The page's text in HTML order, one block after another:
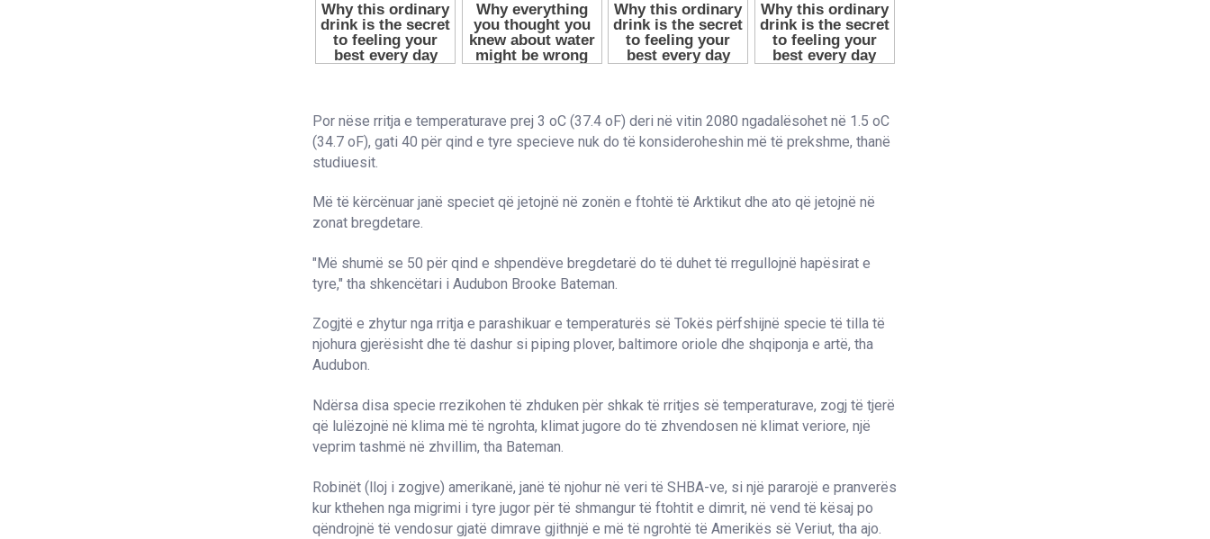
Por nëse rritja e temperaturave prej 3 oC (37.4 oF) deri në vitin 2080 ngadalësohet në 1.5 oC
(34.7 oF), gati 40 për qind e tyre specieve nuk do të konsideroheshin më të prekshme, thanë
studiuesit.
Më të kërcënuar janë speciet që jetojnë në zonën e ftohtë të Arktikut dhe ato që jetojnë në
zonat bregdetare.
"Më shumë se 50 për qind e shpendëve bregdetarë do të duhet të rregullojnë hapësirat e
tyre," tha shkencëtari i Audubon Brooke Bateman.
Zogjtë e zhytur nga rritja e parashikuar e temperaturës së Tokës përfshijnë specie të tilla të
njohura gjerësisht dhe të dashur si piping plover, baltimore oriole dhe shqiponja e artë, tha
Audubon.
Ndërsa disa specie rrezikohen të zhduken për shkak të rritjes së temperaturave, zogj të tjerë
që lulëzojnë në klima më të ngrohta, klimat jugore do të zhvendosen në klimat veriore, një
veprim tashmë në zhvillim, tha Bateman.
Robinët (lloj i zogjve) amerikanë, janë të njohur në veri të SHBA-ve, si një pararojë e pranverës
kur kthehen nga migrimi i tyre jugor për të shmangur të ftohtit e dimrit, në vend të kësaj po
qëndrojnë të vendosur gjatë dimrave gjithnjë e më të ngrohtë të Amerikës së Veriut, tha ajo.